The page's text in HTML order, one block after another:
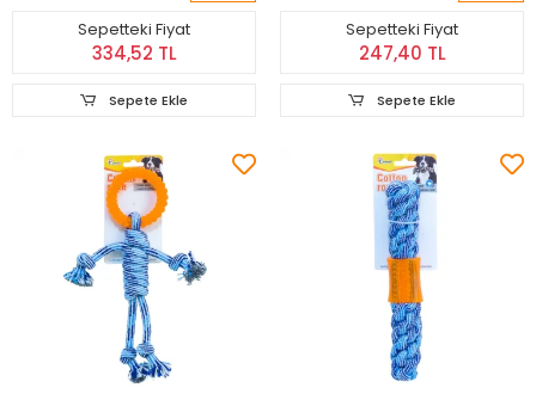
Sepetteki Fiyat
334,52 TL
Sepete Ekle
Sepetteki Fiyat
247,40 TL
Sepete Ekle